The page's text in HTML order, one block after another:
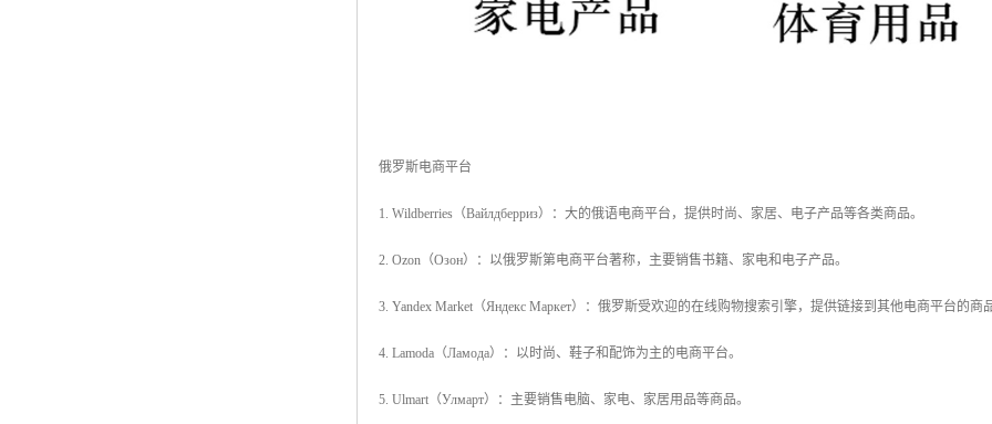
俄罗斯电商平台
1. Wildberries（Вайлдберриз）：大的俄语电商平台，提供时尚、家居、电子产品等各类商品。
2. Ozon（Озон）：以俄罗斯第电商平台著称，主要销售书籍、家电和电子产品。
3. Yandex Market（Яндекс Маркет）：俄罗斯受欢迎的在线购物搜索引擎，提供链接到其他电商平台的商
4. Lamoda（Ламода）：以时尚、鞋子和配饰为主的电商平台。
5. Ulmart（Улмарт）：主要销售电脑、家电、家居用品等商品。